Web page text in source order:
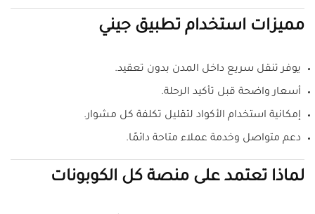
مميزات استخدام تطبيق جيني
يوفر تنقل سريع داخل المدن بدون تعقيد.
أسعار واضحة قبل تأكيد الرحلة.
إمكانية استخدام الأكواد لتقليل تكلفة كل مشوار.
دعم متواصل وخدمة عملاء متاحة دائمًا.
لماذا تعتمد على منصة كل الكوبونات